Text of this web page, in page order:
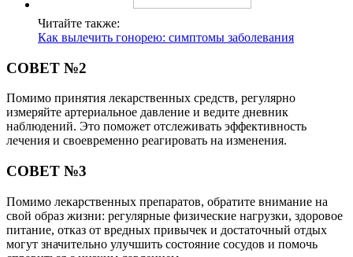
Читайте также:
Как вылечить гонорею: симптомы заболевания
СОВЕТ №2
Помимо принятия лекарственных средств, регулярно
измеряйте артериальное давление и ведите дневник
наблюдений. Это поможет отслеживать эффективность
лечения и своевременно реагировать на изменения.
СОВЕТ №3
Помимо лекарственных препаратов, обратите внимание на
свой образ жизни: регулярные физические нагрузки, здоровое
питание, отказ от вредных привычек и достаточный отдых
могут значительно улучшить состояние сосудов и помочь